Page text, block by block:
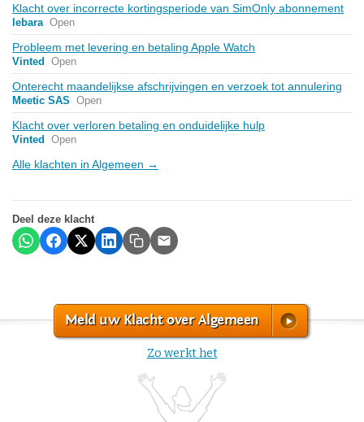
Klacht over incorrecte kortingsperiode van SimOnly abonnement
lebara Open
Probleem met levering en betaling Apple Watch
Vinted Open
Onterecht maandelijkse afschrijvingen en verzoek tot annulering
Meetic SAS Open
Klacht over verloren betaling en onduidelijke hulp
Vinted Open
Alle klachten in Algemeen →
Deel deze klacht
Meld uw Klacht over Algemeen
Zo werkt het